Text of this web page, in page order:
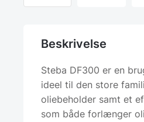
Beskrivelse
Steba DF300 er en
ideel til den store
oliebeholder samt et
som både forlænger